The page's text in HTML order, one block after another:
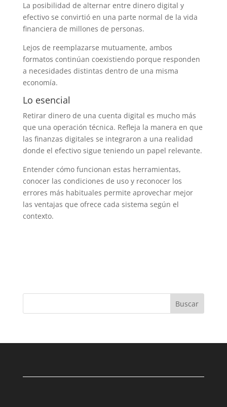
La posibilidad de alternar entre dinero digital y
efectivo se convirtió en una parte normal de la vida
financiera de millones de personas.
Lejos de reemplazarse mutuamente, ambos
formatos continúan coexistiendo porque responden
a necesidades distintas dentro de una misma
economía.
Lo esencial
Retirar dinero de una cuenta digital es mucho más
que una operación técnica. Refleja la manera en que
las finanzas digitales se integraron a una realidad
donde el efectivo sigue teniendo un papel relevante.
Entender cómo funcionan estas herramientas,
conocer las condiciones de uso y reconocer los
errores más habituales permite aprovechar mejor
las ventajas que ofrece cada sistema según el
contexto.
Buscar